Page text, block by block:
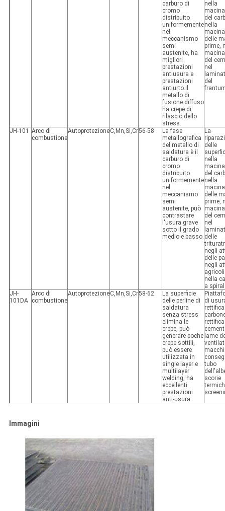
carburo di
cromo
distribuito
uniformemente
nel
meccanismo
semi
austenite, ha
migliori
prestazioni
antiusura e
prestazioni
antiurto.Il
metallo di
fusione diffuso
ha crepe di
rilascio dello
stress.
nella
del
nella
delle
prime,
del
nel
del
JH-101 Arco di
combustione
AutoprotezioneC,Mn,Si,Cr56-58
La fase
metallografica
del metallo di
saldatura è il
carburo di
cromo
distribuito
uniformemente
nel
meccanismo
semi
austenite, può
contrastare
l'usura grave
sotto il grado
medio e basso.
La
delle
nella
del
nella
delle
prime,
del
nel
delle
negli
delle
negli
agricoli
nella
a
JH-
101DA
Arco di
combustione
AutoprotezioneC,Mn,Si,Cr58-62
La superficie
delle perline di
saldatura
senza stress
elimina le
crepe, può
generare poche
crepe sottili,
può essere
utilizzata in
single layer e
multilayer
welding, ha
eccellenti
prestazioni
anti-usura.
di
lame
tubo
scorie
Immagini